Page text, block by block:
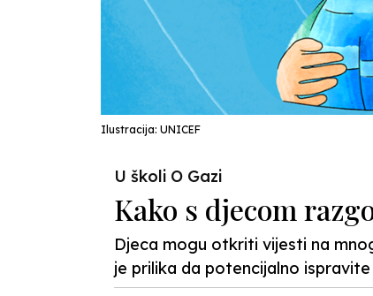
Ilustracija: UNICEF
U školi O Gazi
Kako s djecom
Djeca mogu otkriti vijesti na
je prilika da potencijalno